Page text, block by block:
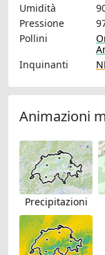
Umidità
Pressione
Pollini
Inquinanti
Animazioni
Precipitazioni